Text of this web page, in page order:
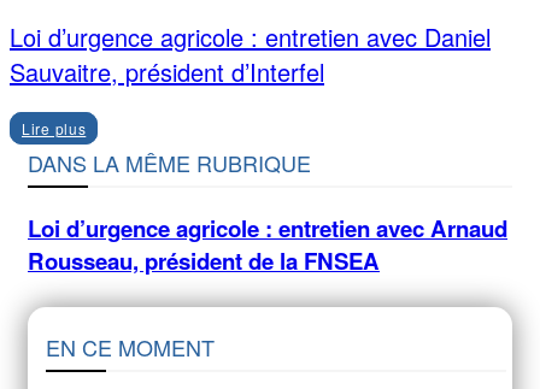
Loi d’urgence agricole : entretien avec Daniel
Sauvaitre, président d’Interfel
Lire plus
DANS LA MÊME RUBRIQUE
Loi d’urgence agricole : entretien avec Arnaud
Rousseau, président de la FNSEA
EN CE MOMENT